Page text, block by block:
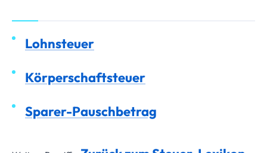
Lohnsteuer
Körperschaftsteuer
Sparer-Pauschbetrag